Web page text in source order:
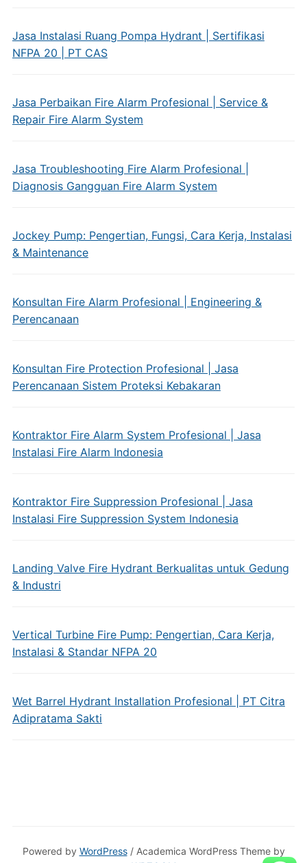
Jasa Instalasi Ruang Pompa Hydrant | Sertifikasi
NFPA 20 | PT CAS
Jasa Perbaikan Fire Alarm Profesional | Service &
Repair Fire Alarm System
Jasa Troubleshooting Fire Alarm Profesional |
Diagnosis Gangguan Fire Alarm System
Jockey Pump: Pengertian, Fungsi, Cara Kerja, Instalasi
& Maintenance
Konsultan Fire Alarm Profesional | Engineering &
Perencanaan
Konsultan Fire Protection Profesional | Jasa
Perencanaan Sistem Proteksi Kebakaran
Kontraktor Fire Alarm System Profesional | Jasa
Instalasi Fire Alarm Indonesia
Kontraktor Fire Suppression Profesional | Jasa
Instalasi Fire Suppression System Indonesia
Landing Valve Fire Hydrant Berkualitas untuk Gedung
& Industri
Vertical Turbine Fire Pump: Pengertian, Cara Kerja,
Instalasi & Standar NFPA 20
Wet Barrel Hydrant Installation Profesional | PT Citra
Adipratama Sakti
Powered by WordPress/ Academica WordPress Theme by